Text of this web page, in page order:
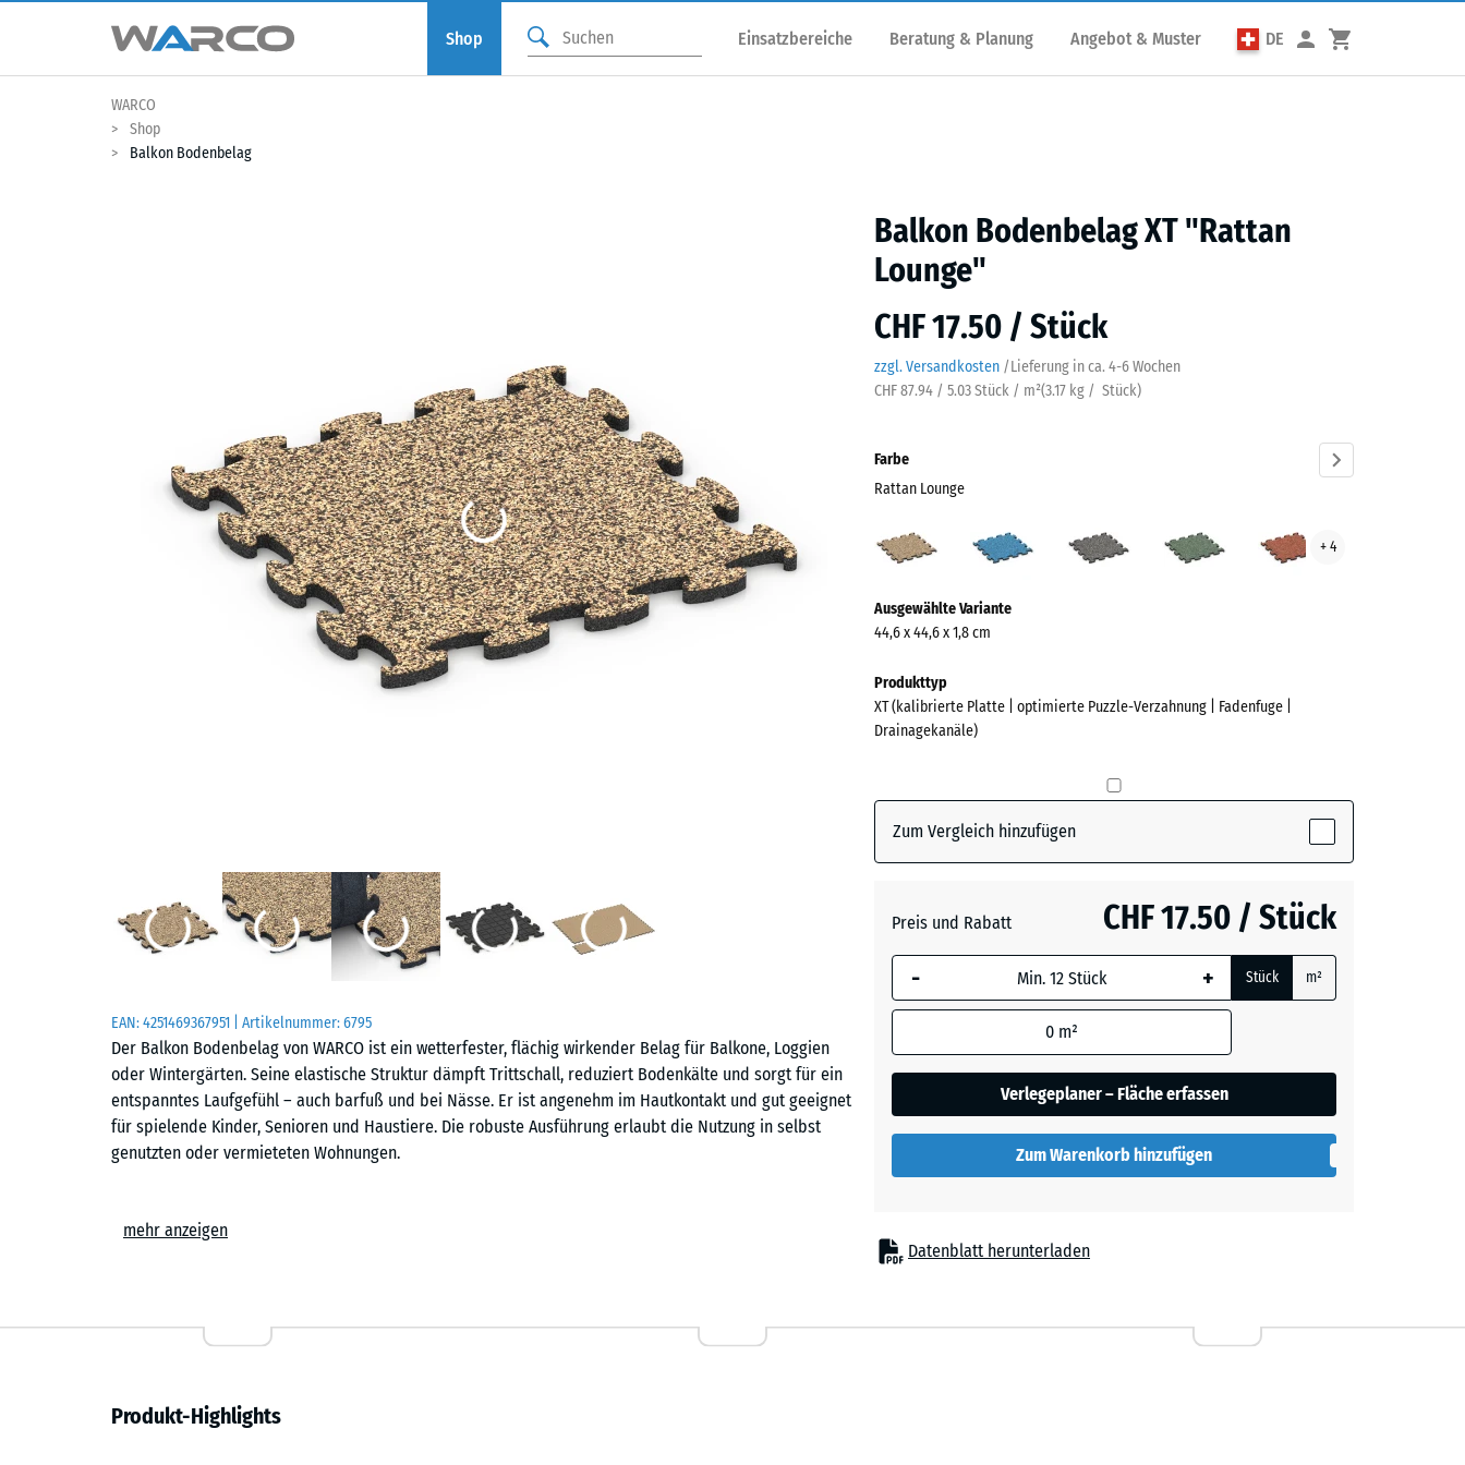
Shop Einsatzbereiche Beratung & Planung Angebot & Muster DE
WARCO
Shop
Balkon Bodenbelag
Balkon Bodenbelag XT "Rattan
Lounge"
CHF 17.50 / Stück
zzgl. Versandkosten /Lieferung in ca. 4-6 Wochen
CHF 87.94 / 5.03 Stück / m²(3.17 kg / Stück)
EAN:4251469367951 | Artikelnummer:6795
Der Balkon Bodenbelag von WARCO ist ein wetterfester, flächig wirkender Belag für Balkone, Loggien
oder Wintergärten. Seine elastische Struktur dämpft Trittschall, reduziert Bodenkälte und sorgt für ein
entspanntes Laufgefühl – auch barfuß und bei Nässe. Er ist angenehm im Hautkontakt und gut geeignet
für spielende Kinder, Senioren und Haustiere. Die robuste Ausführung erlaubt die Nutzung in selbst
genutzten oder vermieteten Wohnungen.
einer Stich- oder Kreissäge vorgenommen werden. Einzelne Platten lassen sich bei Reparaturen
ganzjährig nutzbar.
mehr anzeigen
Farbe
Rattan Lounge
Lounge
Granit
Rasen
+ 4
Informationen
zu
Farben?
Farbpalette
Lounge(active)
Atlantik
Dunkelgrauer
Rasen
Ausgewählte Variante
44,6 x 44,6 x 1,8 cm
Produkttyp
XT (kalibrierte Platte | optimierte Puzzle-Verzahnung | Fadenfuge |
Drainagekanäle)
Zum Vergleich hinzufügen
Preis und Rabatt CHF 17.50 / Stück
- + Stück m²
0 m²
Verlegeplaner – Fläche erfassen
Zum Warenkorb hinzufügen
Datenblatt herunterladen
Produkt-Highlights